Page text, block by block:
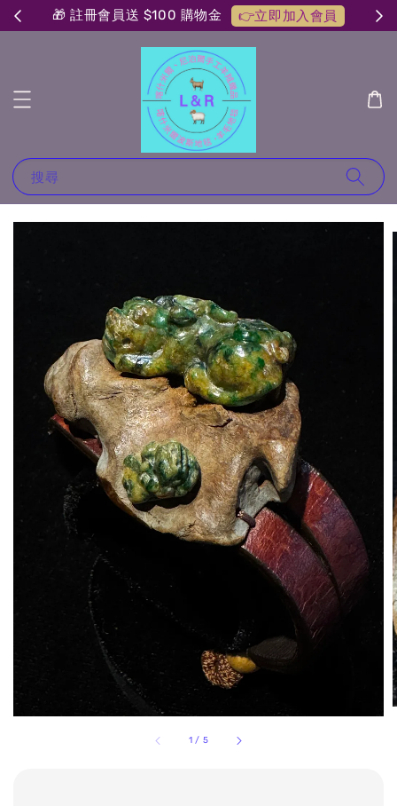
🎁 註冊會員送 $100 購物金 👉立即加入會員
搜尋
1 / 5